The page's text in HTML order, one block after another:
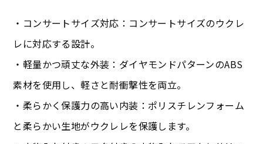
・コンサートサイズ対応：コンサートサイズのウクレ
レに対応する設計。
・軽量かつ頑丈な外装：ダイヤモンドパターンのABS
素材を使用し、軽さと耐衝撃性を両立。
・柔らかく保護力の高い内装：ポリスチレンフォーム
と柔らかい生地がウクレレを保護します。